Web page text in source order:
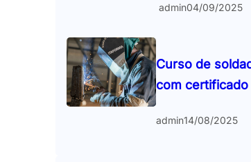
admin04/09/2025
Curso de
com certificado
admin14/08/2025